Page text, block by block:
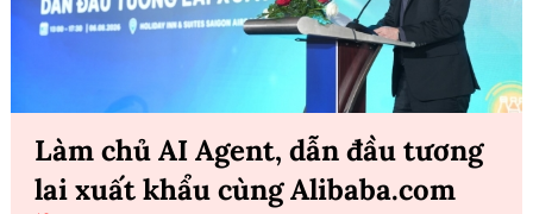
Làm chủ AI Agent, dẫn đầu tương
lai xuất khẩu cùng Alibaba.com